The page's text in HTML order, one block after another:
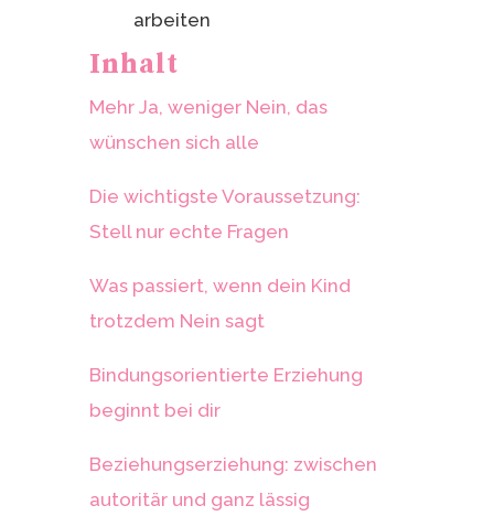
arbeiten
Inhalt
Mehr Ja, weniger Nein, das
wünschen sich alle
Die wichtigste Voraussetzung:
Stell nur echte Fragen
Was passiert, wenn dein Kind
trotzdem Nein sagt
Bindungsorientierte Erziehung
beginnt bei dir
Beziehungserziehung: zwischen
autoritär und ganz lässig